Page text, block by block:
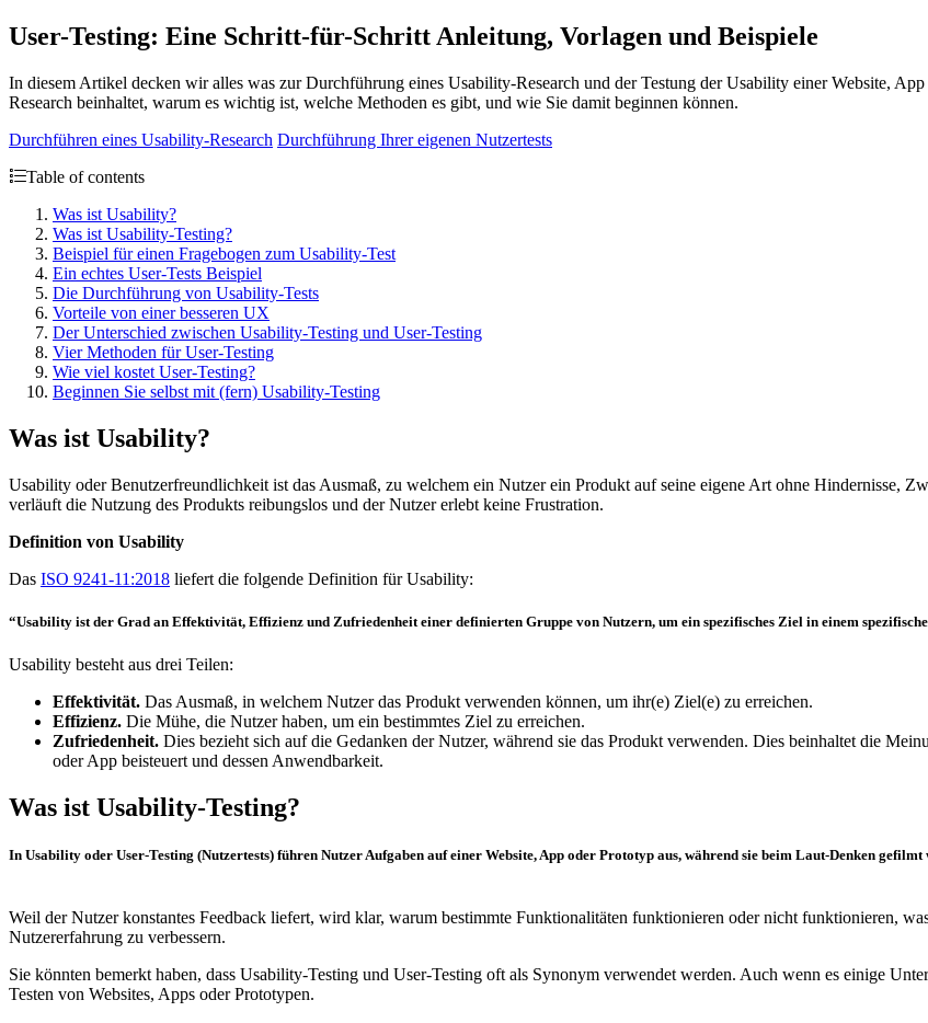
User-Testing: Eine Schritt-für-Schritt Anleitung, Vorlagen und Beispiele
In diesem Artikel decken wir alles was zur Durchführung eines Usability-Research und der Testung der Usability einer Website,
Research beinhaltet, warum es wichtig ist, welche Methoden es gibt, und wie Sie damit beginnen können.
Durchführen eines Usability-Research Durchführung Ihrer eigenen Nutzertests
Table of contents
Was ist Usability?
Was ist Usability-Testing?
Beispiel für einen Fragebogen zum Usability-Test
Ein echtes User-Tests Beispiel
Die Durchführung von Usability-Tests
Vorteile von einer besseren UX
Der Unterschied zwischen Usability-Testing und User-Testing
Vier Methoden für User-Testing
Wie viel kostet User-Testing?
Beginnen Sie selbst mit (fern) Usability-Testing
Was ist Usability?
Usability oder Benutzerfreundlichkeit ist das Ausmaß, zu welchem ein Nutzer ein Produkt auf seine eigene Art ohne Hindernisse,
verläuft die Nutzung des Produkts reibungslos und der Nutzer erlebt keine Frustration.
Definition von Usability
Das ISO 9241-11:2018 liefert die folgende Definition für Usability:
“Usability ist der Grad an Effektivität, Effizienz und Zufriedenheit einer definierten Gruppe von Nutzern, um ein spezifisches Ziel in einem
Usability besteht aus drei Teilen:
Effektivität. Das Ausmaß, in welchem Nutzer das Produkt verwenden können, um ihr(e) Ziel(e) zu erreichen.
Effizienz. Die Mühe, die Nutzer haben, um ein bestimmtes Ziel zu erreichen.
Zufriedenheit. Dies bezieht sich auf die Gedanken der Nutzer, während sie das Produkt verwenden. Dies beinhaltet die
oder App beisteuert und dessen Anwendbarkeit.
Was ist Usability-Testing?
In Usability oder User-Testing (Nutzertests) führen Nutzer Aufgaben auf einer Website,App oder Prototyp aus, während sie beim Laut-Denken gefilmt
Weil der Nutzer konstantes Feedback liefert, wird klar, warum bestimmte Funktionalitäten funktionieren oder nicht funktionieren,
Nutzererfahrung zu verbessern.
Sie könnten bemerkt haben, dass Usability-Testing und User-Testing oft als Synonym verwendet werden. Auch wenn es einige
Testen von Websites, Apps oder Prototypen.